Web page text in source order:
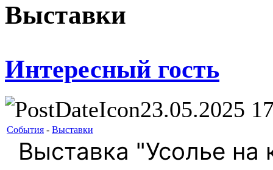
Выставки
Интересный гость
23.05.2025
События - Выставки
Выставка "Усолье на